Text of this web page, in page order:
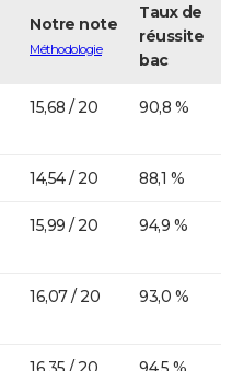
Notre note
Méthodologie
Taux de
réussite
bac
15,68 / 20 90,8 %
14,54 / 20 88,1 %
15,99 / 20 94,9 %
16,07 / 20 93,0 %